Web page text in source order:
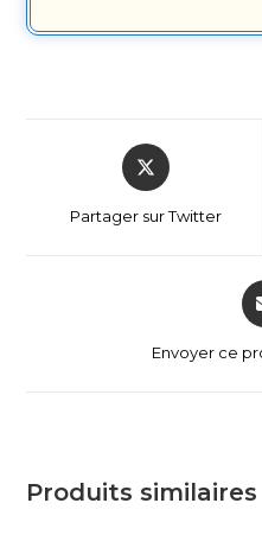
Partager sur Twitter
Envoyer ce
Produits similaires